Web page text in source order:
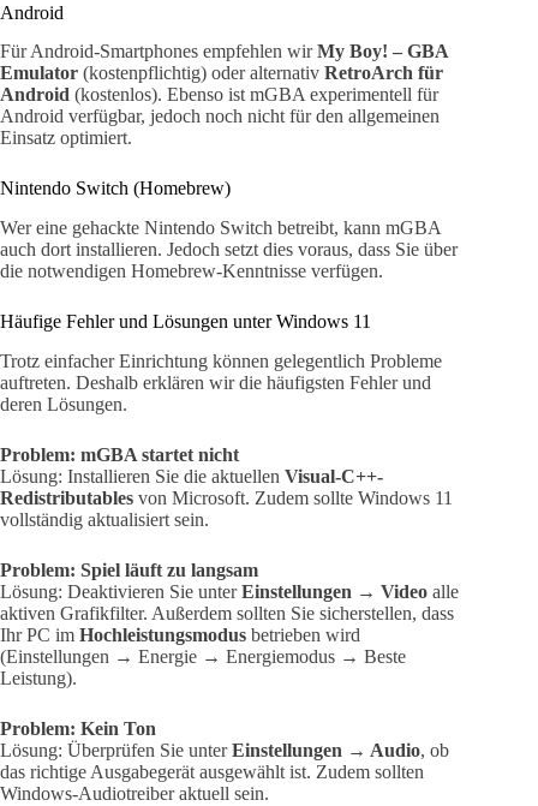
Android
Für Android-Smartphones empfehlen wirMy Boy! – GBA
Emulator (kostenpflichtig) oder alternativ RetroArch für
Android (kostenlos). Ebenso ist mGBA experimentell für
Android verfügbar, jedoch noch nicht für den allgemeinen
Einsatz optimiert.
Nintendo Switch (Homebrew)
Wer eine gehackte Nintendo Switch betreibt, kann mGBA
auch dort installieren. Jedoch setzt dies voraus, dass Sie über
die notwendigen Homebrew-Kenntnisse verfügen.
Häufige Fehler und Lösungen unter Windows 11
Trotz einfacher Einrichtung können gelegentlich Probleme
auftreten. Deshalb erklären wir die häufigsten Fehler und
deren Lösungen.
Problem: mGBA startet nicht
Lösung: Installieren Sie die aktuellen Visual-C++-
Redistributables von Microsoft. Zudem sollte Windows 11
vollständig aktualisiert sein.
Problem: Spiel läuft zu langsam
Lösung: Deaktivieren Sie unterEinstellungen → Video alle
aktiven Grafikfilter. Außerdem sollten Sie sicherstellen, dass
Ihr PC im Hochleistungsmodus betrieben wird
(Einstellungen → Energie → Energiemodus → Beste
Leistung).
Problem: Kein Ton
Lösung: Überprüfen Sie unterEinstellungen → Audio, ob
das richtige Ausgabegerät ausgewählt ist. Zudem sollten
Windows-Audiotreiber aktuell sein.